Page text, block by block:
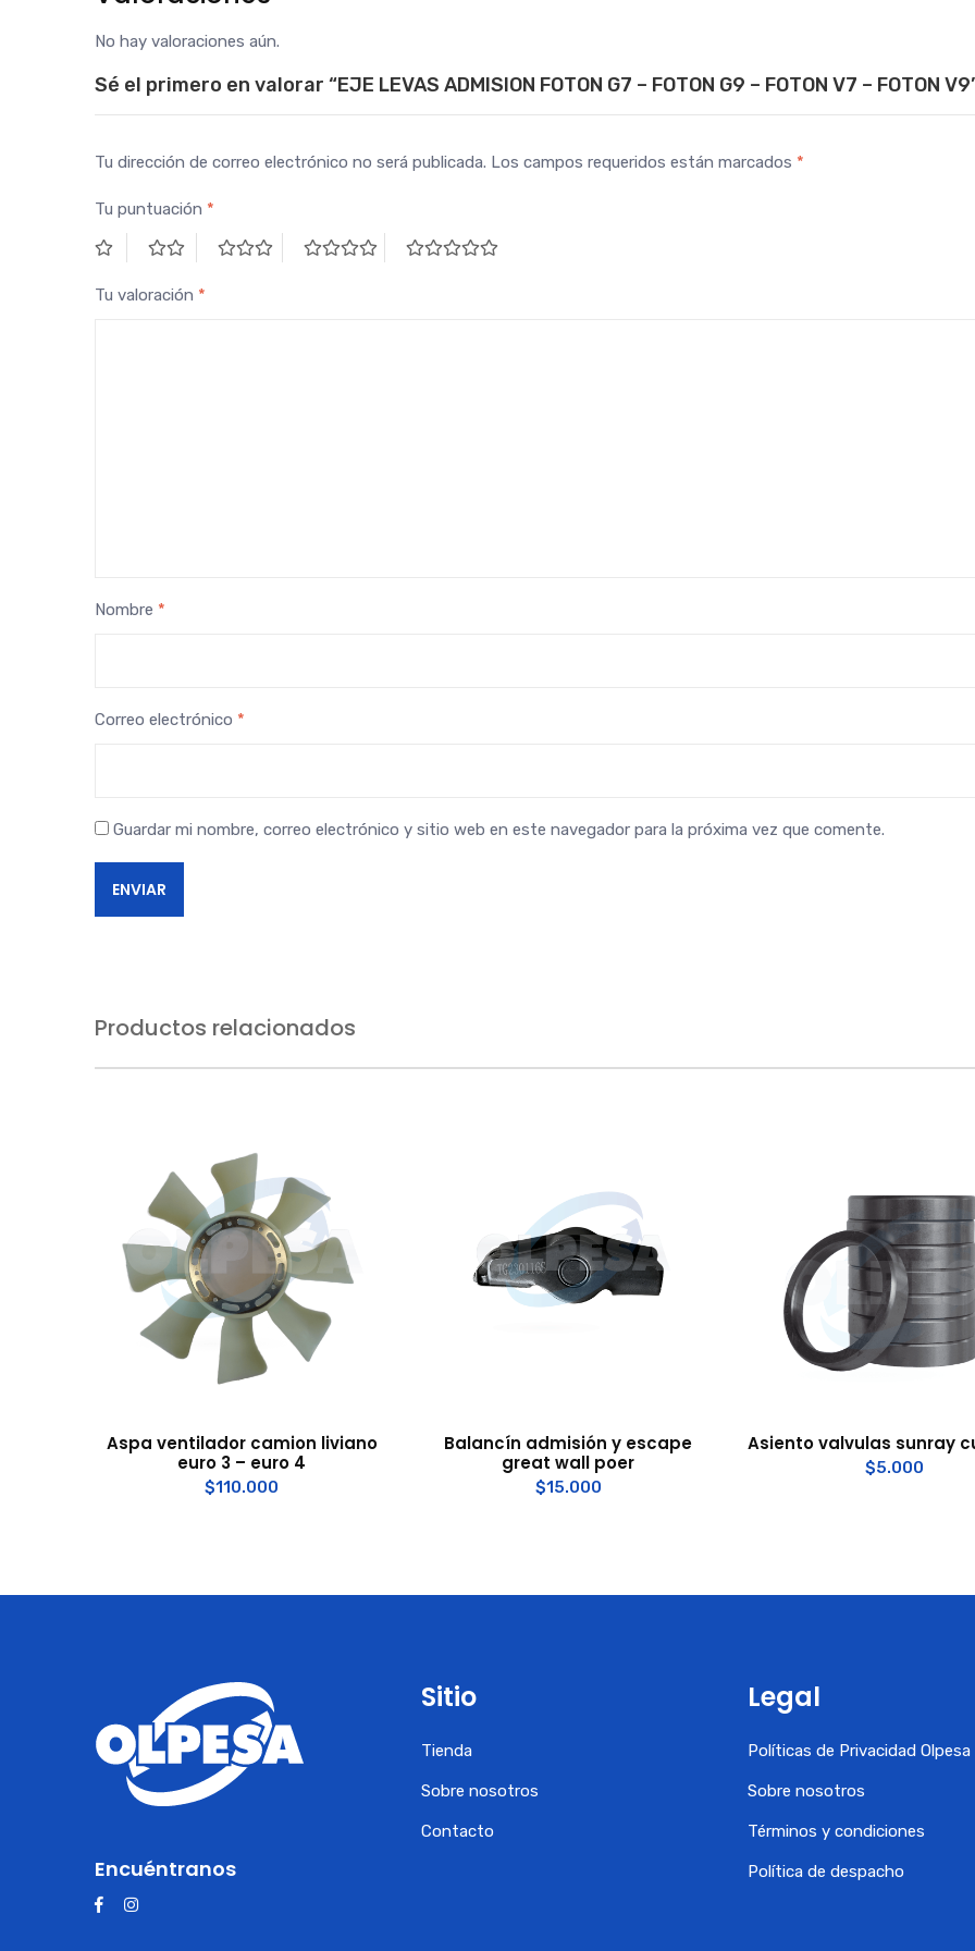
No hay valoraciones aún.
Sé el primero en valorar “EJE LEVAS ADMISION FOTON G7 – FOTON G9 – FOTON V7 – FOTON
Tu dirección de correo electrónico no será publicada. Los campos requeridos están marcados *
Tu puntuación *
Tu valoración *
Nombre *
Correo electrónico *
Guardar mi nombre, correo electrónico y sitio web en este navegador para la próxima vez que comente.
Productos relacionados
Aspa ventilador camion liviano
euro 3 – euro 4
$110.000
Balancín admisión y escape
great wall poer
$15.000
Asiento valvulas sunray
$5.000
Encuéntranos
Sitio
Tienda
Sobre nosotros
Contacto
Legal
Políticas de Privacidad Olpesa
Sobre nosotros
Términos y condiciones
Política de despacho